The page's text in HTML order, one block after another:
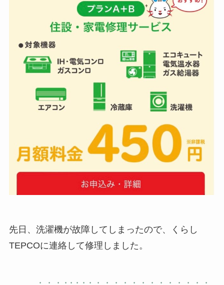
先日、洗濯機が故障してしまったので、くらし
TEPCOに連絡して修理しました。